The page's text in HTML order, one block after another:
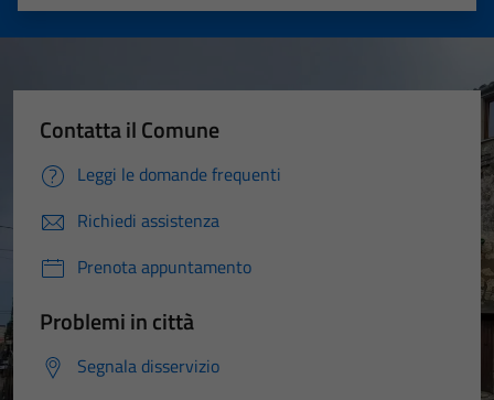
Contatta il Comune
Leggi le domande frequenti
Richiedi assistenza
Prenota appuntamento
Problemi in città
Segnala disservizio